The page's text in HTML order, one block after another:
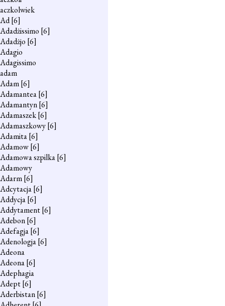
aczkolwiek
Ad[6]
Adadżissimo [6]
Adadżjo [6]
Adagio
Adagissimo
adam
Adam[6]
Adamantea[6]
Adamantyn[6]
Adamaszek[6]
Adamaszkowy[6]
Adamita[6]
Adamow[6]
Adamowa szpilka[6]
Adamowy
Adarm[6]
Adcytacja[6]
Addycja[6]
Addytament[6]
Adebon[6]
Adefagja[6]
Adenologja[6]
Adeona
Adeona[6]
Adephagia
Adept[6]
Aderbistan[6]